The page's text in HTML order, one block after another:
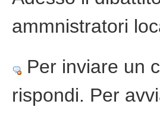
ammnistratori
Per inviare un
rispondi. Per